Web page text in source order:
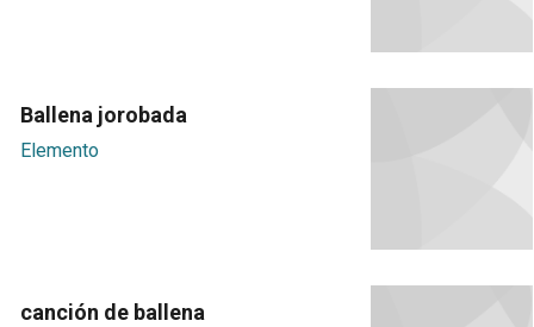
Ballena jorobada
Elemento
canción de ballena